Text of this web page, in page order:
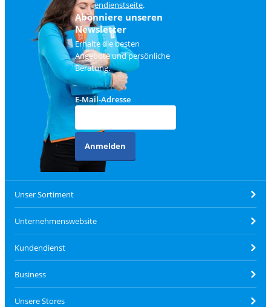
Kundendienstseite.
Abonniere unseren
Newsletter
Erhalte die besten
Angebote und persönliche
Beratung.
E-Mail-Adresse
Anmelden
Unser Sortiment
Unternehmenswebsite
Kundendienst
Business
Unsere Stores